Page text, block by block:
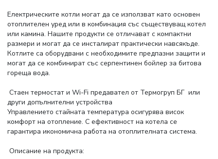
Електрическите котли могат да се използват като основен
отоплителен уред или в комбинация със съществуващ котел
или камина. Нашите продукти се отличават с компактни
размери и могат да се инсталират практически навсякъде.
Котлите са оборудвани с необходимите предпазни защити и
могат да се комбинират със серпентинен бойлер за битова
гореща вода.
Стаен термостат и Wi-Fi предавател от Термогруп БГ или
други допълнителни устройства
Управлението стайната температура осигурява висок
комфорт на отопление. С ефективност на котела се
гарантира икономична работа на отоплителната система.
Описание на продукта: